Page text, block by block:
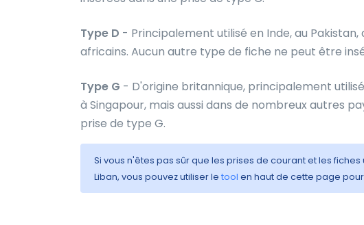
Type D - Principalement utilisé en Inde, au Pakistan,
africains. Aucun autre type de fiche ne peut être
Type G - D'origine britannique, principalement
à Singapour, mais aussi dans de nombreux autres
prise de type G.
Si vous n'êtes pas sûr que les prises de courant et les
Liban, vous pouvez utiliser le tool en haut de cette page